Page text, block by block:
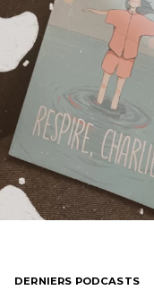
DERNIERS PODCASTS